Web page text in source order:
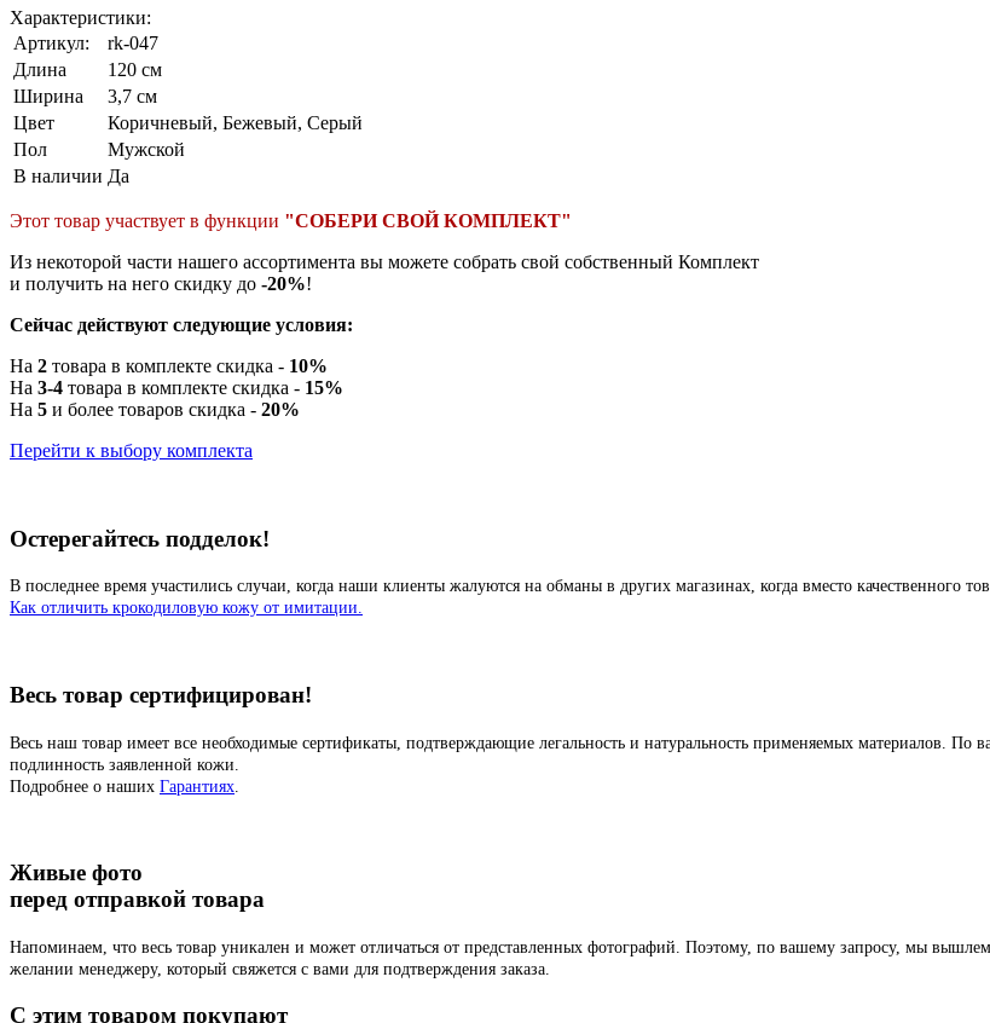
Характеристики:
Артикул:
rk-047
Длина
120 см
Ширина
3,7 см
Цвет
Коричневый, Бежевый, Серый
Пол
Мужской
В наличии Да
Этот товар участвует в функции "СОБЕРИ СВОЙ КОМПЛЕКТ"
Из некоторой части нашего ассортимента вы можете собрать свой собственный Комплект
и получить на него скидку до -20%!
Сейчас действуют следующие условия:
На 2 товара в комплекте скидка - 10%
На 3-4 товара в комплекте скидка - 15%
На 5 и более товаров скидка - 20%
Перейти к выбору комплекта
Остерегайтесь подделок!
В последнее время участились случаи, когда наши клиенты жалуются на обманы в других магазинах, когда вместо качественного
Как отличить крокодиловую кожу от имитации.
Весь товар сертифицирован!
Весь наш товар имеет все необходимые сертификаты, подтверждающие легальность и натуральность применяемых материалов.
подлинность заявленной кожи.
Подробнее о наших Гарантиях
Живые фото
перед отправкой товара
Напоминаем, что весь товар уникален и может отличаться от представленных фотографий. Поэтому, по вашему запросу, мы
желании менеджеру, который свяжется с вами для подтверждения заказа.
C этим товаром покупают